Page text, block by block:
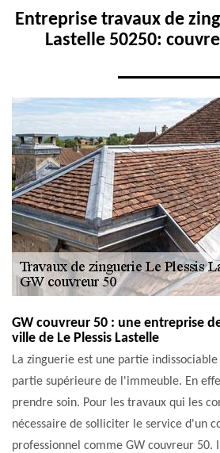
Entreprise travaux de
Lastelle 50250:
GW couvreur 50 : une entreprise
ville de Le Plessis Lastelle
La zinguerie est une partie
partie supérieure de l'immeuble. En
prendre soin. Pour les travaux qui les
nécessaire de solliciter le service d'un
professionnel comme GW couvreur 50.